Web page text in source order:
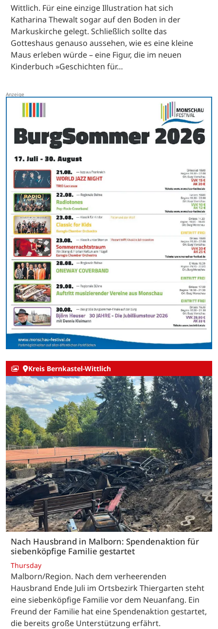
Wittlich. Für eine einzige Illustration hat sich
Katharina Thewalt sogar auf den Boden in der
Markuskirche gelegt. Schließlich sollte das
Gotteshaus genauso aussehen, wie es eine kleine
Maus erleben würde – eine Figur, die im neuen
Kinderbuch »Geschichten für…
Kreis Bernkastel-Wittlich
Nach Hausbrand in Malborn: Spendenaktion für
siebenköpfige Familie gestartet
Thursday
Malborn/Region. Nach dem verheerenden
Hausbrand Ende Juli im Ortsbezirk Thiergarten steht
eine siebenköpfige Familie vor dem Neuanfang. Ein
Freund der Familie hat eine Spendenaktion gestartet,
die bereits große Unterstützung erfährt.